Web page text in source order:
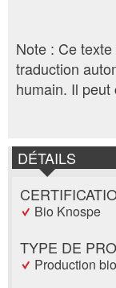
Note : Ce
traduction
humain. Il
DÉTAILS
Bio Knospe
TYPE DE
Production